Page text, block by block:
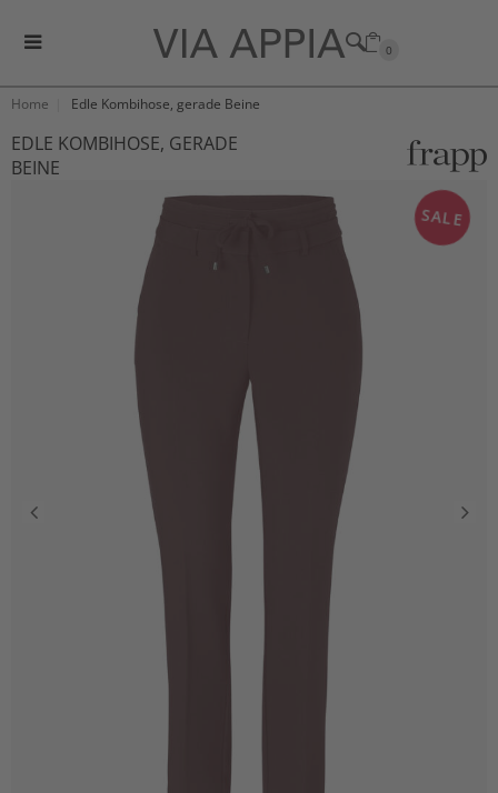
0
Home Edle Kombihose, gerade Beine
EDLE KOMBIHOSE, GERADE
BEINE
SALE